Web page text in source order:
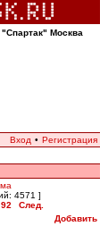
Москва
Вход • Регистрация
4571 ]
92
След.
Добавить